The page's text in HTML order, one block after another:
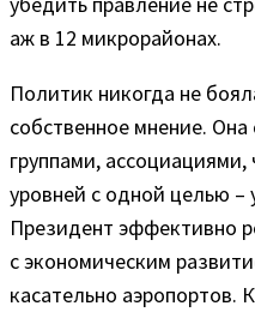
аж в 12 микрорайонах.
Политик никогда не
собственное мнение.
группами,
уровней с одной целью
Президент эффективно
с экономическим
касательно аэропортов.